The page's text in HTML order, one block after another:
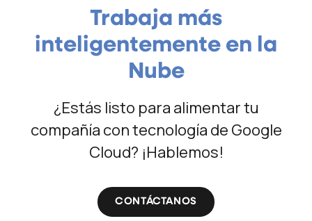
Trabaja más
inteligentemente en la
Nube
¿Estás listo para alimentar tu
compañía con tecnología de Google
Cloud? ¡Hablemos!
CONTÁCTANOS